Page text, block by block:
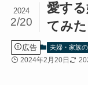
愛す
てみた
2024
2/20
広告 夫婦・家族
2024年2月20日